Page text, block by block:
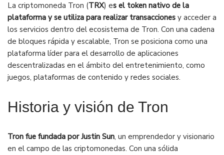
La criptomoneda Tron (TRX) es el token nativo de la
plataforma y se utiliza para realizar transacciones y acceder a
los servicios dentro del ecosistema de Tron. Con una cadena
de bloques rápida y escalable, Tron se posiciona como una
plataforma líder para el desarrollo de aplicaciones
descentralizadas en el ámbito del entretenimiento, como
juegos, plataformas de contenido y redes sociales.
Historia y visión de Tron
Tron fue fundada por Justin Sun, un emprendedor y visionario
en el campo de las criptomonedas. Con una sólida